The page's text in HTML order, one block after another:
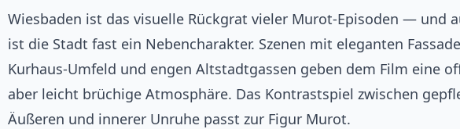
Wiesbaden ist das visuelle Rückgrat vieler Murot-Episoden — und
ist die Stadt fast ein Nebencharakter. Szenen mit eleganten
Kurhaus-Umfeld und engen Altstadtgassen geben dem Film eine
aber leicht brüchige Atmosphäre. Das Kontrastspiel zwischen
Äußeren und innerer Unruhe passt zur Figur Murot.